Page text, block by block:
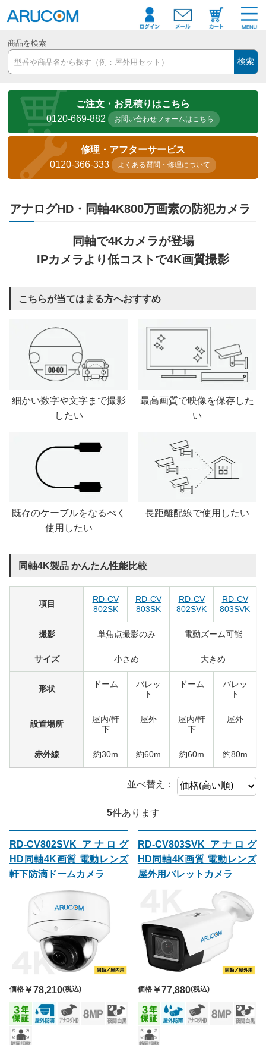
商品を検索
検索
ご注文・お見積りはこちら
0120-669-882
お問い合わせフォームはこちら
修理・アフターサービス
0120-366-333
よくある質問・修理について
アナログHD・同軸4K800万画素の防犯カメラ
同軸で4Kカメラが登場
IPカメラより低コストで4K画質撮影
こちらが当てはまる方へおすすめ
細かい数字や文字まで撮影
したい
最高画質で映像を保存した
い
既存のケーブルをなるべく
使用したい
長距離配線で使用したい
同軸4K製品 かんたん性能比較
項目
RD-CV
802SK
RD-CV
803SK
RD-CV
802SVK
RD-CV
803SVK
撮影 単焦点撮影のみ 電動ズーム可能
サイズ 小さめ 大きめ
形状 ドーム
バレッ
ト
ドーム
バレッ
ト
設置場所
屋内/軒
下
屋外
屋内/軒
下
屋外
赤外線 約30m 約60m 約60m 約80m
並べ替え：
5件あります
RD-CV802SVK アナログ
HD同軸4K画質 電動レンズ
軒下防滴ドームカメラ
価格 ￥78,210(税込)
RD-CV803SVK アナログ
HD同軸4K画質 電動レンズ
屋外用バレットカメラ
価格￥77,880(税込)